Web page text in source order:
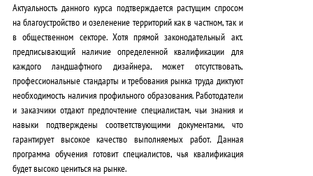
Актуальность данного курса подтверждается растущим спросом
на благоустройство и озеленение территорийкак в частном, так и
в общественном секторе. Хотя прямой законодательный акт,
предписывающий наличие определенной квалификации для
каждого ландшафтного дизайнера, может отсутствовать,
профессиональные стандарты и требования рынка труда диктуют
необходимость наличия профильного образования. Работодатели
и заказчики отдают предпочтение специалистам, чьи знания и
навыки подтверждены соответствующими документами, что
гарантирует высокое качество выполняемых работ. Данная
программа обучения готовит специалистов, чья квалификация
будетвысоко цениться на рынке.